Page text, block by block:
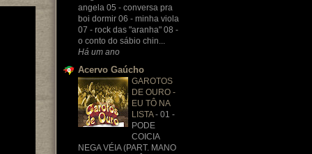
angela 05 - conversa pra
boi dormir 06 - minha viola
07 - rock das "aranha" 08 -
o conto do sábio chin...
Há um ano
Acervo Gaúcho
GAROTOS
DE OURO -
EU TÔ NA
LISTA- 01 -
PODE
COICIA
NEGA VÉIA (PART. MANO